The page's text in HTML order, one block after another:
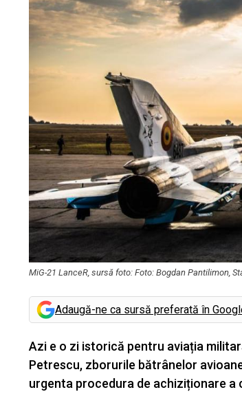
MiG-21 LanceR, sursă foto: Foto: Bogdan Pantilimon,
Adaugă-ne ca sursă preferată în
Azi e o zi istorică pentru aviația
Petrescu, zborurile bătrânelor
urgenta procedura de achiziționare a